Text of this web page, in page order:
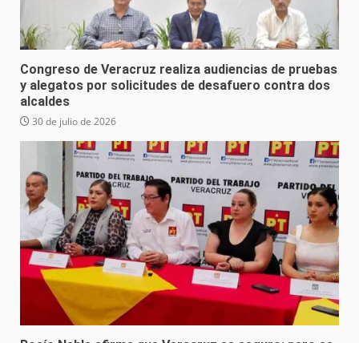
Congreso de Veracruz realiza audiencias de pruebas
y alegatos por solicitudes de desafuero contra dos
alcaldes
30 de julio de 2026